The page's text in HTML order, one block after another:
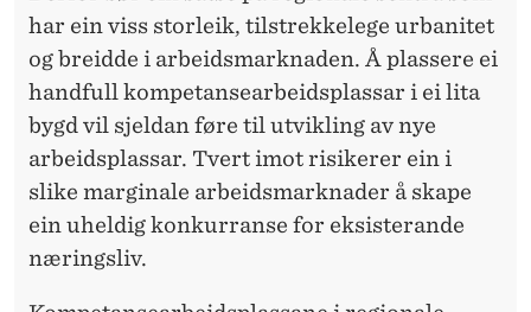
har ein viss storleik, tilstrekkelege urbanitet
og breidde i arbeidsmarknaden. Å plassere ei
handfull kompetansearbeidsplassar i ei lita
bygd vil sjeldan føre til utvikling av nye
arbeidsplassar. Tvert imot risikerer ein i
slike marginale arbeidsmarknader å skape
ein uheldig konkurranse for eksisterande
næringsliv.